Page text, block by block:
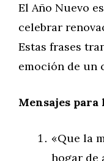
El Año Nuevo
celebrar
Estas frases
emoción de un
Mensajes para
«Que la
hogar de